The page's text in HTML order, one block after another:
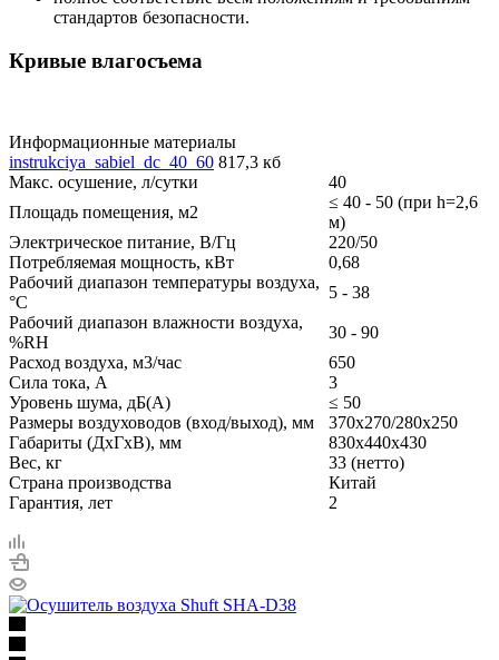
стандартов безопасности.
Кривые влагосъема
Информационные материалы
instrukciya_sabiel_dc_40_60 817,3 кб
Макс. осушение, л/сутки
40
Площадь помещения, м2
≤ 40 - 50 (при h=2,6
м)
Электрическое питание, В/Гц
220/50
Потребляемая мощность, кВт
0,68
Рабочий диапазон температуры воздуха,
°С
5 - 38
Рабочий диапазон влажности воздуха,
%RH
30 - 90
Расход воздуха, м3/час
650
Сила тока, А
3
Уровень шума, дБ(A)
≤ 50
Размеры воздуховодов (вход/выход), мм
370х270/280х250
Габариты (ДxГxВ), мм
830х440х430
Вес, кг
33 (нетто)
Страна производства
Китай
Гарантия, лет
2